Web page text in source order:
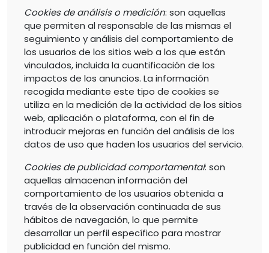
Cookiesde análisis o medición: son aquellas
que permiten al responsable de las mismas el
seguimiento y análisis del comportamiento de
los usuarios de los sitios web a los que están
vinculados, incluida la cuantificación de los
impactos de los anuncios. La información
recogida mediante este tipo de cookies se
utiliza en la medición de la actividad de los sitios
web, aplicación o plataforma, con el fin de
introducir mejoras en función del análisis de los
datos de uso que haden los usuarios del servicio.
Cookies de publicidad comportamental: son
aquellas almacenan información del
comportamiento de los usuarios obtenida a
través de la observación continuada de sus
hábitos de navegación, lo que permite
desarrollar un perfil específico para mostrar
publicidad en función del mismo.